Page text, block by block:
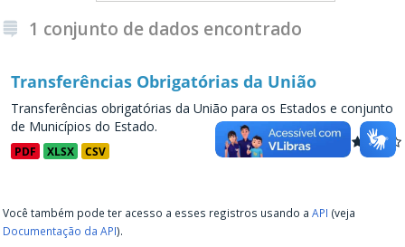
1 conjunto de dados encontrado
Transferências Obrigatórias da União
Transferências obrigatórias da União para os Estados e conjunto
de Municípios do Estado.
PDF XLSX CSV
Você também pode ter acesso a esses registros usando a API (veja
Documentação da API).